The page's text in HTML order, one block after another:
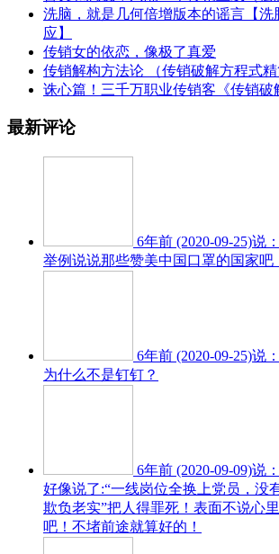
洗脑，就是几何倍增版本的谣言【洗
应】
传销女的依恋，像极了真爱
传销解构方法论 （传销破解方程式精
诛心篇！三千万职业传销客《传销破
最新评论
6年前 (2020-09-25)说：
举例说说那些赞美中国口罩的国家吧
6年前 (2020-09-25)说：
为什么不是钉钉？
6年前 (2020-09-09)说：
好像说了:“一线岗位全换上党员，没
欺负老实”把人得罪死！表面不说心
吧！不堵前途就算好的！